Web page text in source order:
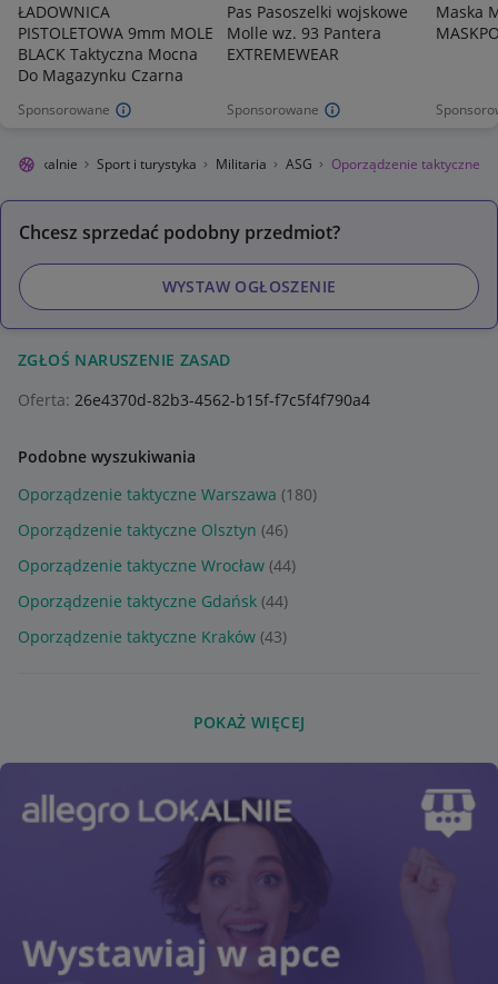
Sponsorowane
ŁADOWNICA
PISTOLETOWA 9mm MOLE
BLACK Taktyczna Mocna
Do Magazynku Czarna
Sponsorowane
Pas Pasoszelki wojskowe
Molle wz. 93 Pantera
EXTREMEWEAR
Maska
Lokalnie Sport i turystyka Militaria ASG Oporządzenie taktyczne
Chcesz sprzedać podobny przedmiot?
WYSTAW OGŁOSZENIE
ZGŁOŚ NARUSZENIE ZASAD
Oferta: 26e4370d-82b3-4562-b15f-f7c5f4f790a4
Podobne wyszukiwania
Oporządzenie taktyczne Warszawa (180)
Oporządzenie taktyczne Olsztyn (46)
Oporządzenie taktyczne Wrocław (44)
Oporządzenie taktyczne Gdańsk (44)
Oporządzenie taktyczne Kraków (43)
POKAŻ WIĘCEJ